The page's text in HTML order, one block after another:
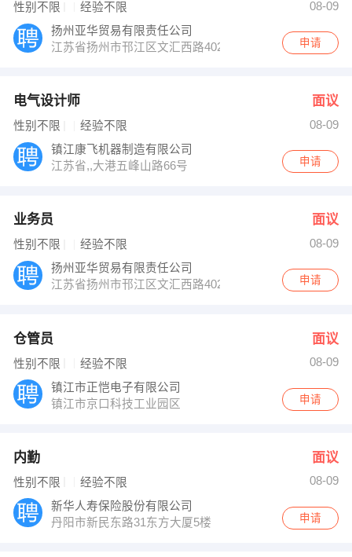
性别不限 经验不限
08-09
扬州亚华贸易有限责任公司
江苏省扬州市邗江区文汇西路402号
申请
电气设计师 面议
性别不限 经验不限
08-09
镇江康飞机器制造有限公司
江苏省,,大港五峰山路66号
申请
业务员 面议
性别不限 经验不限
08-09
扬州亚华贸易有限责任公司
江苏省扬州市邗江区文汇西路402号
申请
仓管员 面议
性别不限 经验不限
08-09
镇江市正恺电子有限公司
镇江市京口科技工业园区
申请
内勤 面议
性别不限 经验不限
08-09
新华人寿保险股份有限公司
丹阳市新民东路31东方大厦5楼
申请